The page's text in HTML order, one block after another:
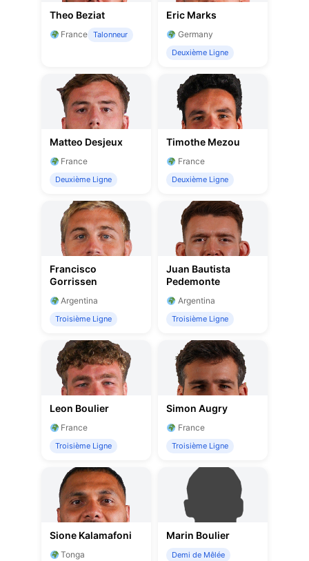
Theo Beziat
France Talonneur
Eric Marks
Germany
Deuxième Ligne
Matteo Desjeux
France
Deuxième Ligne
Timothe Mezou
France
Deuxième Ligne
Francisco
Gorrissen
Argentina
Troisième Ligne
Juan Bautista
Pedemonte
Argentina
Troisième Ligne
Leon Boulier
France
Troisième Ligne
Simon Augry
France
Troisième Ligne
Sione Kalamafoni
Tonga
Marin Boulier
Demi de Mêlée